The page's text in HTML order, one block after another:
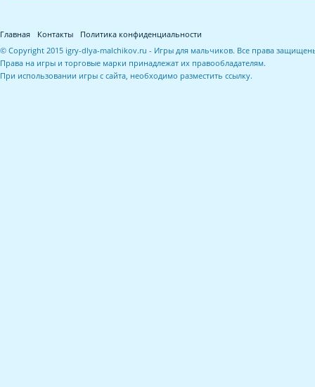
Главная Контакты
Политика конфиденциальности
© Copyright 2015 igry-dlya-malchikov.ru - Игры для мальчиков. Все права
Права на игры и торговые марки принадлежат их правообладателям.
При использовании игры с сайта, необходимо разместить ссылку.